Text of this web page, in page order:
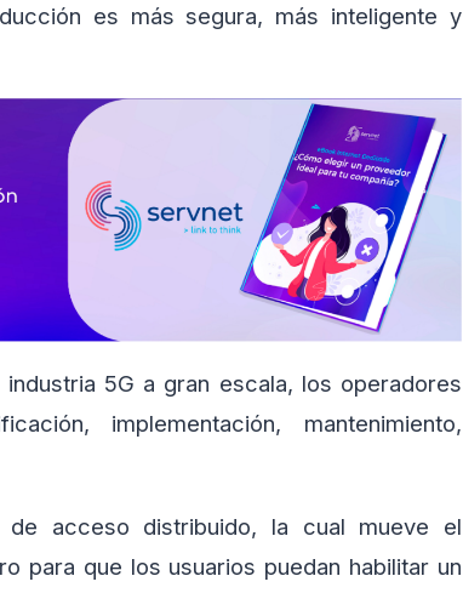
es más segura, más inteligente y
5G a gran escala, los operadores
implementación, mantenimiento,
de acceso distribuido, la cual mueve el
para que los usuarios puedan habilitar un